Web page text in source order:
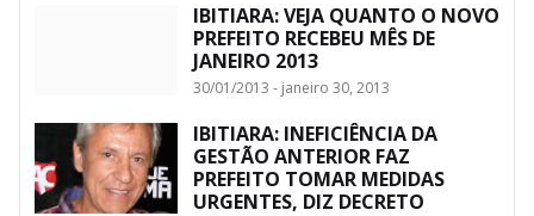
IBITIARA: VEJA QUANTO O NOVO
PREFEITO RECEBEU MÊS DE
JANEIRO 2013
30/01/2013 - janeiro 30, 2013
IBITIARA: INEFICIÊNCIA DA
GESTÃO ANTERIOR FAZ
PREFEITO TOMAR MEDIDAS
URGENTES, DIZ DECRETO